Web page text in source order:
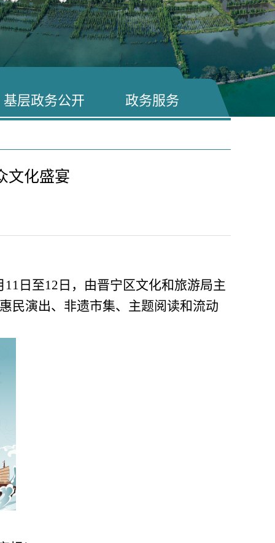
基层政务公开 政务服务
文化盛宴
11日至12日，由晋宁区文化和旅游局主
民演出、非遗市集、主题阅读和流动